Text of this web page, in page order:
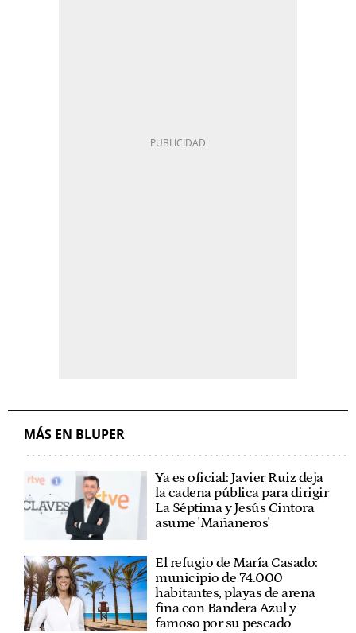
MÁS EN BLUPER
Ya es oficial: Javier Ruiz deja
la cadena pública para dirigir
La Séptima y Jesús Cintora
asume 'Mañaneros'
El refugio de María Casado:
municipio de 74.000
habitantes, playas de arena
fina con Bandera Azul y
famoso por su pescado